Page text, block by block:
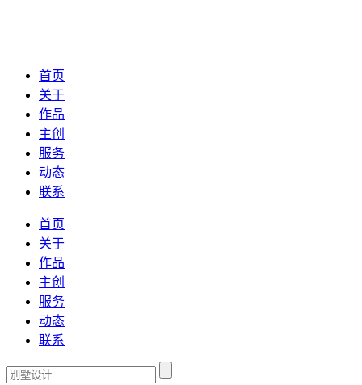
首页
关于
作品
主创
服务
动态
联系
首页
关于
作品
主创
服务
动态
联系